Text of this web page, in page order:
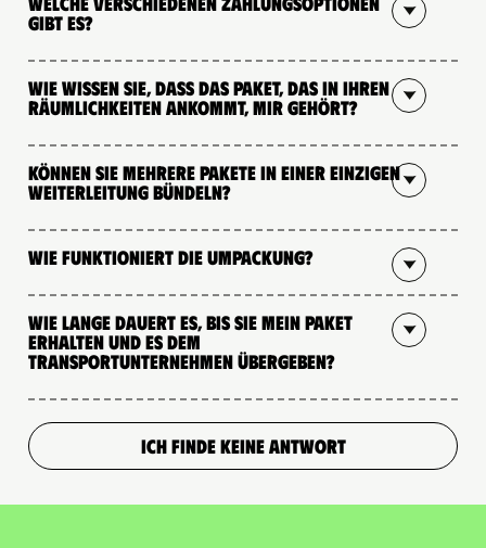
gibt es?
Wie wissen Sie, dass das Paket, das in Ihren
Räumlichkeiten ankommt, mir gehört?
Können Sie mehrere Pakete in einer einzigen
Weiterleitung bündeln?
Wie funktioniert die Umpackung?
Wie lange dauert es, bis Sie mein Paket
erhalten und es dem
Transportunternehmen übergeben?
ICH FINDE KEINE ANTWORT